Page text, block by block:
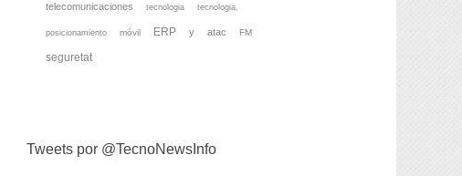
telecomunicaciones tecnologia tecnologia,
posicionamiento móvil ERP y atac FM
seguretat
Tweets por @TecnoNewsInfo